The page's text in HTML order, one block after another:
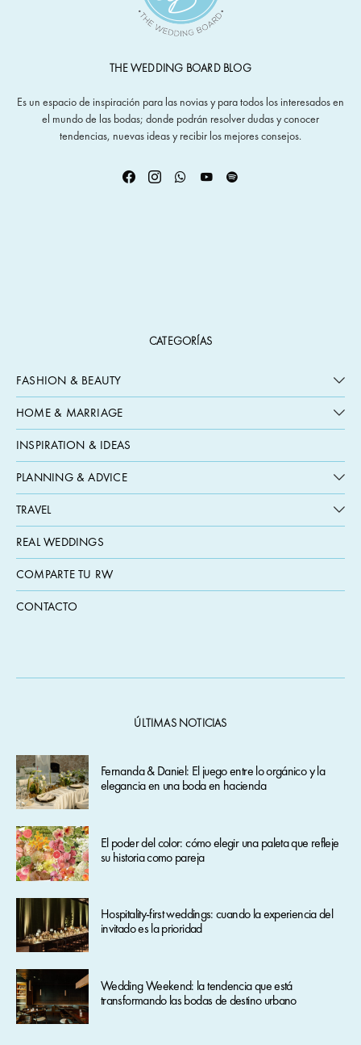
THE WEDDING BOARD BLOG
Es un espacio de inspiración para las novias y para todos los interesados en
el mundo de las bodas; donde podrán resolver dudas y conocer
tendencias, nuevas ideas y recibir los mejores consejos.
CATEGORÍAS
FASHION & BEAUTY
HOME & MARRIAGE
INSPIRATION & IDEAS
PLANNING & ADVICE
TRAVEL
REAL WEDDINGS
COMPARTE TU RW
CONTACTO
ÚLTIMAS NOTICIAS
Fernanda & Daniel: El juego entre lo orgánico y la
elegancia en una boda en hacienda
El poder del color: cómo elegir una paleta que refleje
su historia como pareja
Hospitality-first weddings: cuando la experiencia del
invitado es la prioridad
Wedding Weekend: la tendencia que está
transformando las bodas de destino urbano